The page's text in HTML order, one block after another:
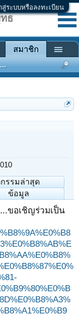
สู่ระบบหรือลงทะเบียน
รรมล่าสุด
ข้อมูล
ขอเชิญร่วมเป็น
ธ
สมาชิก
...